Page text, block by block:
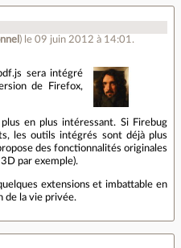
) le 09 juin 2012 à 14:01 .
sera intégré
de Firefox,
en plus intéressant. Si Firebug
les outils intégrés sont déjà plus
des fonctionnalités originales
par exemple).
extensions et imbattable en
de la vie privée.